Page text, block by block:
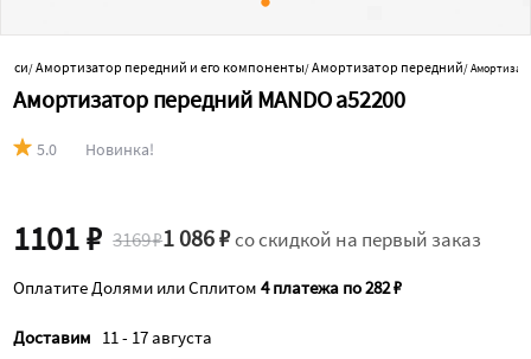
оси/Амортизатор передний и его компоненты/Амортизатор передний/
Амортизатор передний MANDO a52200
5.0 Новинка!
1101 ₽ 3169 ₽1 086 ₽со скидкой на первый заказ
Оплатите Долями или Сплитом4 платежа по 282 ₽
Доставим 11 - 17 августа